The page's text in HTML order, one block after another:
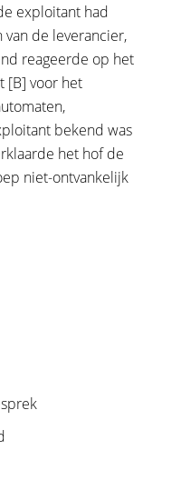
exploitant had
de leverancier,
reageerde op het
[B] voor het
bekend was
het hof de
niet-ontvankelijk